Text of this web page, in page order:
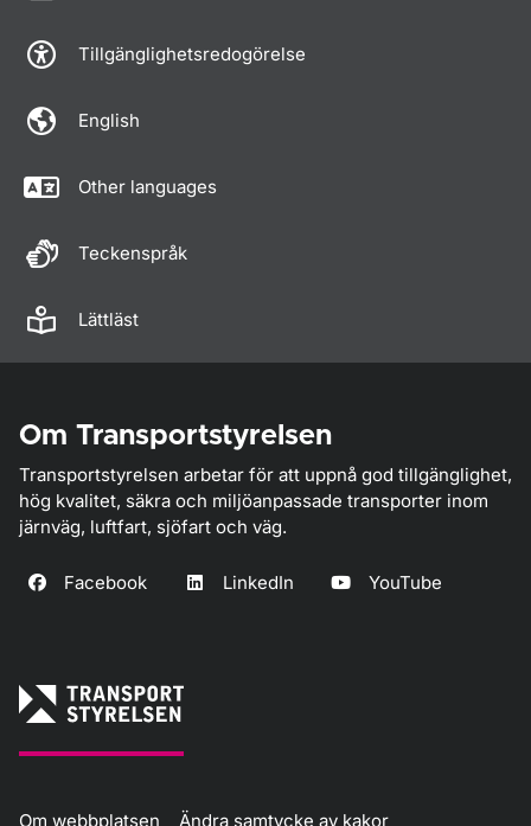
Tillgänglighetsredogörelse
English
Other languages
Teckenspråk
Lättläst
Om Transportstyrelsen
Transportstyrelsen arbetar för att uppnå god tillgänglighet,
hög kvalitet, säkra och miljöanpassade transporter inom
järnväg, luftfart, sjöfart och väg.
Facebook LinkedIn YouTube
Om webbplatsen Ändra samtycke av kakor